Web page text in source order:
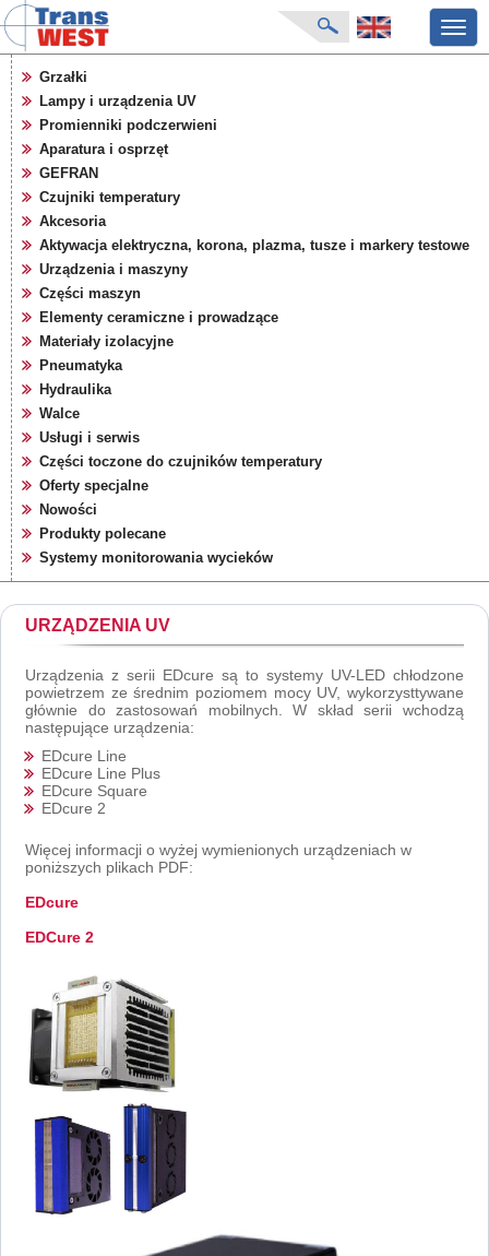
strona główna
aktualności
o firmie
katalog produktów
producenci
karty zapytań
pliki do pobrania
targi
Grzałki
Lampy i urządzenia UV
Promienniki podczerwieni
Aparatura i osprzęt
GEFRAN
Czujniki temperatury
Akcesoria
Aktywacja elektryczna, korona, plazma, tusze i markery testowe
Urządzenia i maszyny
Części maszyn
Elementy ceramiczne i prowadzące
Materiały izolacyjne
Pneumatyka
Hydraulika
Walce
Usługi i serwis
Części toczone do czujników temperatury
Oferty specjalne
Nowości
Produkty polecane
Systemy monitorowania wycieków
URZĄDZENIA UV
Urządzenia z serii EDcure są to systemy UV-LED chłodzone
powietrzem ze średnim poziomem mocy UV, wykorzysttywane
głównie do zastosowań mobilnych. W skład serii wchodzą
następujące urządzenia:
EDcure Line
EDcure Line Plus
EDcure Square
EDcure 2
Więcej informacji o wyżej wymienionych urządzeniach w
poniższych plikach PDF:
EDcure
EDCure 2